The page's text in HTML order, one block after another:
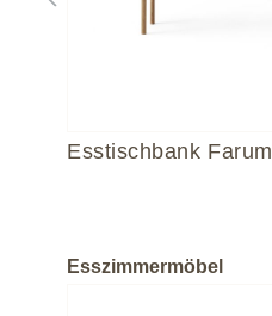
Esstischbank Farum
Esszimmermöbel